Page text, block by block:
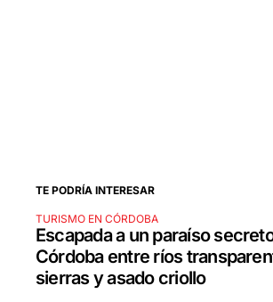
TE PODRÍA INTERESAR
TURISMO EN CÓRDOBA
Escapada a un paraíso
Córdoba entre ríos
sierras y asado criollo